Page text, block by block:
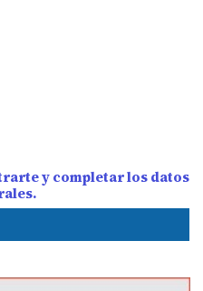
y completar los datos